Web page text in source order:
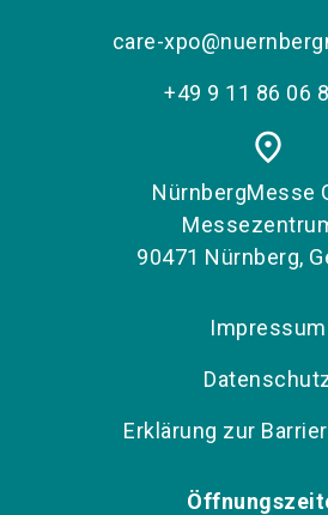
care-
+49 9 11 86 06
place
NürnbergMesse
90471 Nürnberg,
Impressum
Erklärung zur